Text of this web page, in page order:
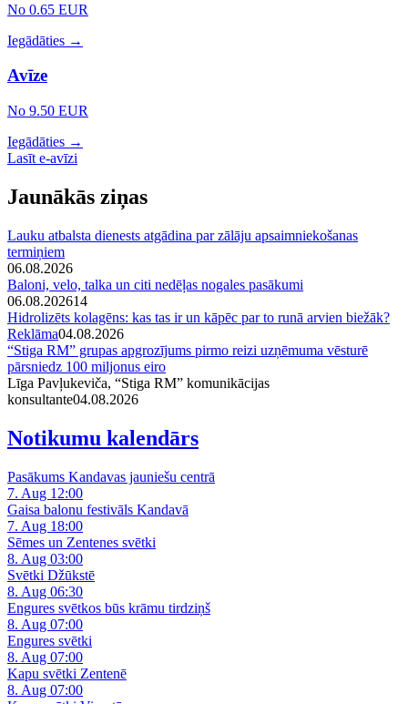
No 0.65 EUR
Iegādāties →
Avīze
No 9.50 EUR
Iegādāties →
Lasīt e-avīzi
Jaunākās ziņas
Lauku atbalsta dienests atgādina par zālāju apsaimniekošanas
termiņiem
06.08.2026
Baloni, velo, talka un citi nedēļas nogales pasākumi
06.08.202614
Hidrolizēts kolagēns: kas tas ir un kāpēc par to runā arvien biežāk?
Reklāma04.08.2026
“Stiga RM” grupas apgrozījums pirmo reizi uzņēmuma vēsturē
pārsniedz 100 miljonus eiro
Līga Pavļukeviča, “Stiga RM” komunikācijas
konsultante04.08.2026
Notikumu kalendārs
Pasākums Kandavas jauniešu centrā
7. Aug 12:00
Gaisa balonu festivāls Kandavā
7. Aug 18:00
Sēmes un Zentenes svētki
8. Aug 03:00
Svētki Džūkstē
8. Aug 06:30
Engures svētkos būs krāmu tirdziņš
8. Aug 07:00
Engures svētki
8. Aug 07:00
Kapu svētki Zentenē
8. Aug 07:00